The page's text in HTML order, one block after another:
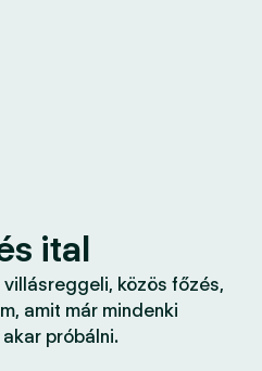
ital
villásreggeli, közös főzés,
amit már mindenki
próbálni.